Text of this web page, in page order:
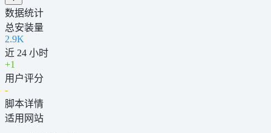
数据统计
总安装量
2.9K
近 24 小时
+1
用户评分
-
脚本详情
适用网站